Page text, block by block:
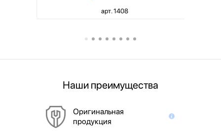
арт. 1408
Наши преимущества
Оригинальная
продукция